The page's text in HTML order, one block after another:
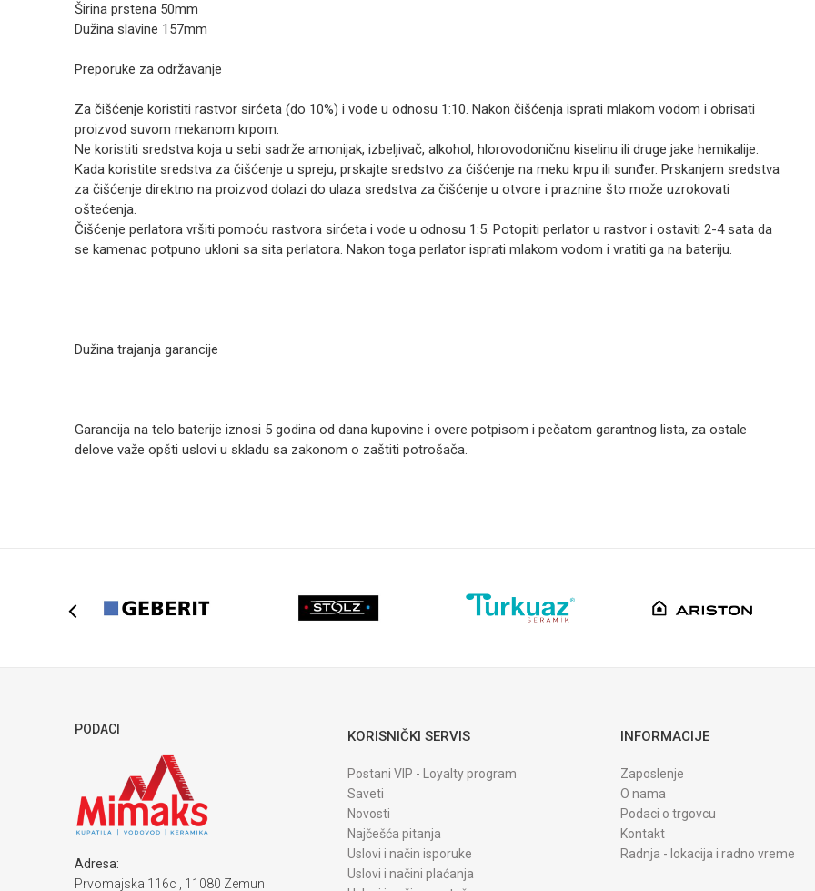
Širina prstena 50mm
Dužina slavine 157mm
Preporuke za održavanje
Za čišćenje koristiti rastvor sirćeta (do 10%) i vode u odnosu 1:10. Nakon čišćenja isprati mlakom vodom i obrisati
proizvod suvom mekanom krpom.
Ne koristiti sredstva koja u sebi sadrže amonijak, izbeljivač, alkohol, hlorovodoničnu kiselinu ili druge jake hemikalije.
Kada koristite sredstva za čišćenje u spreju, prskajte sredstvo za čišćenje na meku krpu ili sunđer. Prskanjem sredstva
za čišćenje direktno na proizvod dolazi do ulaza sredstva za čišćenje u otvore i praznine što može uzrokovati
oštećenja.
Čišćenje perlatora vršiti pomoću rastvora sirćeta i vode u odnosu 1:5. Potopiti perlator u rastvor i ostaviti 2-4 sata da
se kamenac potpuno ukloni sa sita perlatora. Nakon toga perlator isprati mlakom vodom i vratiti ga na bateriju.
Dužina trajanja garancije
Garancija na telo baterije iznosi 5 godina od dana kupovine i overe potpisom i pečatom garantnog lista, za ostale
delove važe opšti uslovi u skladu sa zakonom o zaštiti potrošača.
PODACI
Adresa:
Prvomajska 116c , 11080 Zemun
KORISNIČKI SERVIS
Postani VIP - Loyalty program
Saveti
Novosti
Najčešća pitanja
Uslovi i način isporuke
Uslovi i načini plaćanja
INFORMACIJE
Zaposlenje
O nama
Podaci o trgovcu
Kontakt
Radnja - lokacija i radno vreme